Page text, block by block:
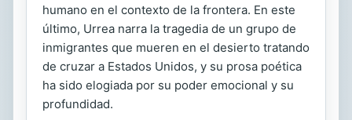
humano en el contexto de la frontera. En este
último, Urrea narra la tragedia de un grupo de
inmigrantes que mueren en el desierto tratando
de cruzar a Estados Unidos, y su prosa poética
ha sido elogiada por su poder emocional y su
profundidad.